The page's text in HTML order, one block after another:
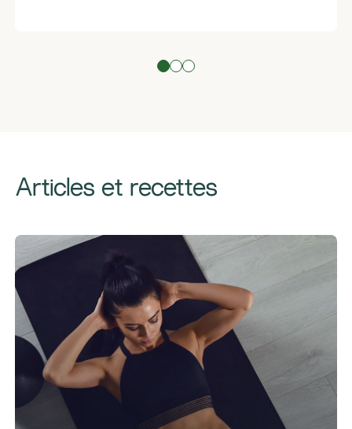
Articles et recettes